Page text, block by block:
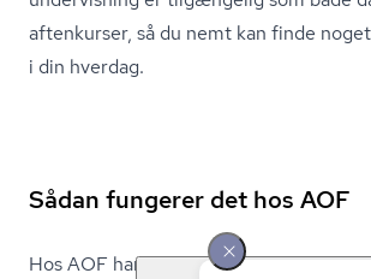
aftenkurser, så du nemt kan finde
i din hverdag.
Sådan fungerer det hos AOF
Hos AOF har vi fokus på livslang